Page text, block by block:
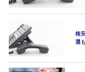
格
選